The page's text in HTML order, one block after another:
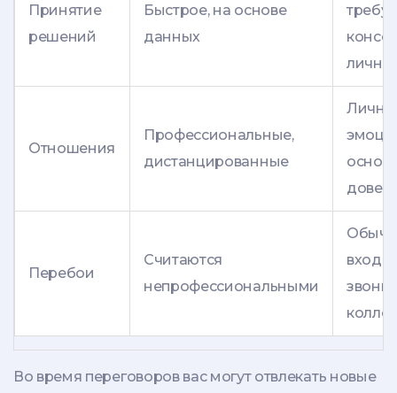
Принятие
решений
Быстрое, на основе
данных
Отношения
Профессиональные,
дистанцированные
Перебои
Считаются
непрофессиональными
коллег
Во время переговоров вас могут отвлекать новые